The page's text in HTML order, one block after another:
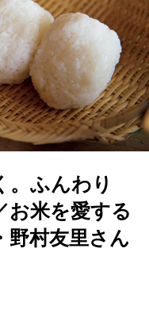
。ふんわり
お米を愛する
野村友里さん